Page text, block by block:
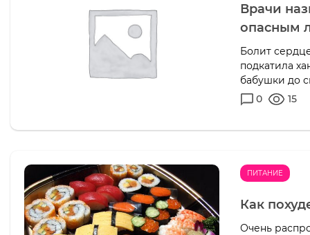
Врачи
опасным
Болит
подкатила
бабушки до
0
15
ПИТАНИЕ
Как
Очень